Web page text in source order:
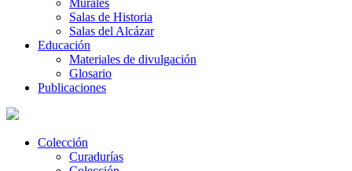
Murales
Salas de Historia
Salas del Alcázar
Educación
Materiales de divulgación
Glosario
Publicaciones
Colección
Curadurías